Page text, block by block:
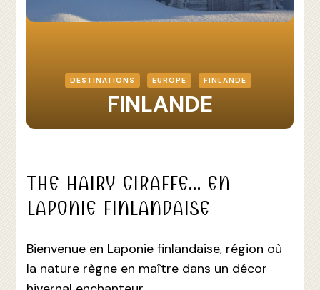
DESTINATIONS EUROPE FINLANDE
FINLANDE
THE HAIRY GIRAFFE… EN
LAPONIE FINLANDAISE
Bienvenue en Laponie finlandaise, région où
la nature règne en maître dans un décor